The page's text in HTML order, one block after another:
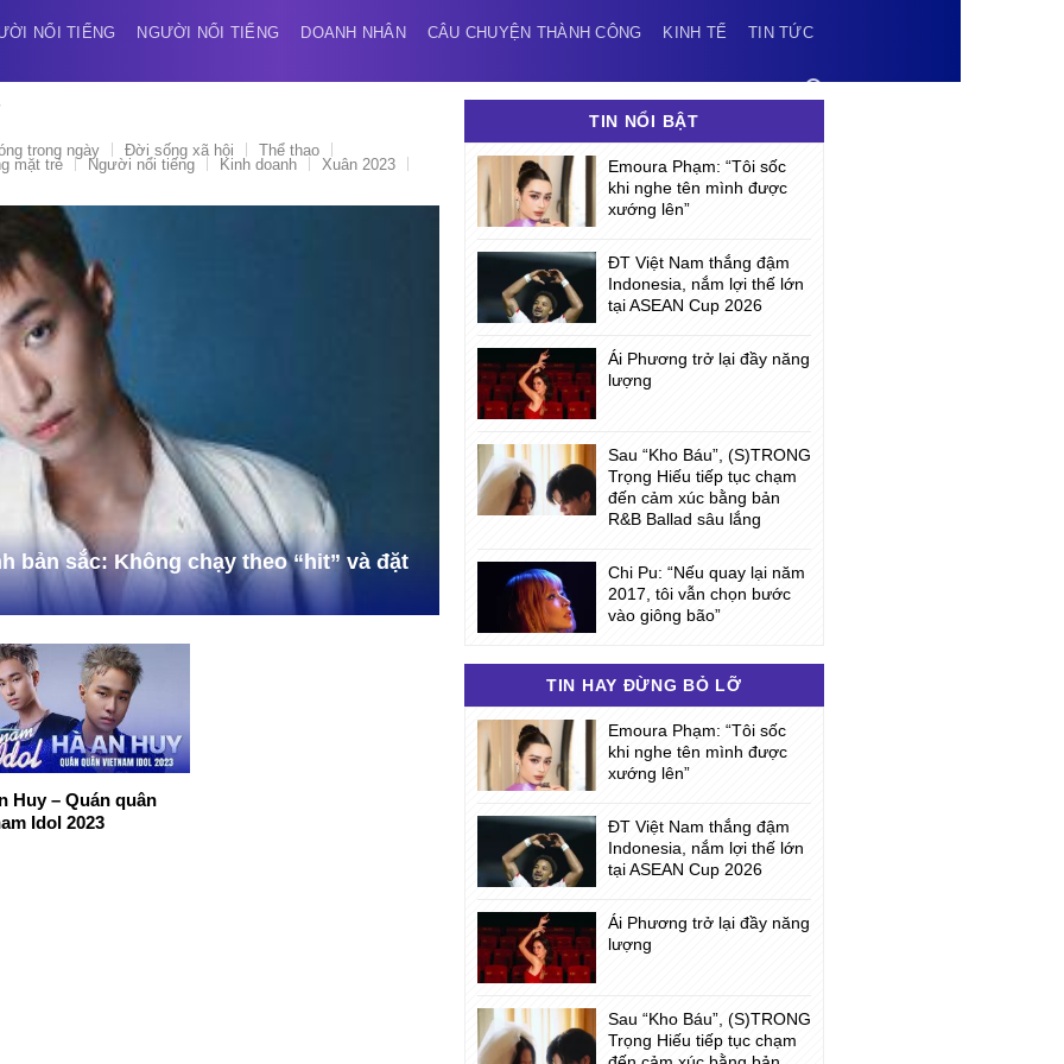
NỔI TIẾNG NGƯỜI NỔI TIẾNG DOANH NHÂN CÂU CHUYỆN THÀNH CÔNG KINH TẾ TIN TỨC
trong ngày Đời sống xã hội
Thể thao
mặt trẻ Người nổi tiếng Kinh doanh
Xuân 2023
bản sắc: Không chạy theo “hit” và đặt
Huy – Quán quân
Idol 2023
TIN NỔI BẬT
Emoura Phạm: “Tôi sốc
khi nghe tên mình được
xướng lên”
ĐT Việt Nam thắng đậm
Indonesia, nắm lợi thế lớn
tại ASEAN Cup 2026
Ái Phương trở lại đầy năng
lượng
Sau “Kho Báu”, (S)TRONG
Trọng Hiếu tiếp tục chạm
đến cảm xúc bằng bản
R&B Ballad sâu lắng
Chi Pu: “Nếu quay lại năm
2017, tôi vẫn chọn bước
vào giông bão”
TIN HAY ĐỪNG BỎ LỠ
Emoura Phạm: “Tôi sốc
khi nghe tên mình được
xướng lên”
ĐT Việt Nam thắng đậm
Indonesia, nắm lợi thế lớn
tại ASEAN Cup 2026
Ái Phương trở lại đầy năng
lượng
Sau “Kho Báu”, (S)TRONG
Trọng Hiếu tiếp tục chạm